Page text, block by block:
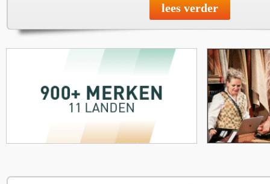
lees verder